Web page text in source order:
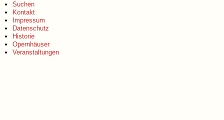
Suchen
Kontakt
Impressum
Datenschutz
Historie
Opernhäuser
Veranstaltungen